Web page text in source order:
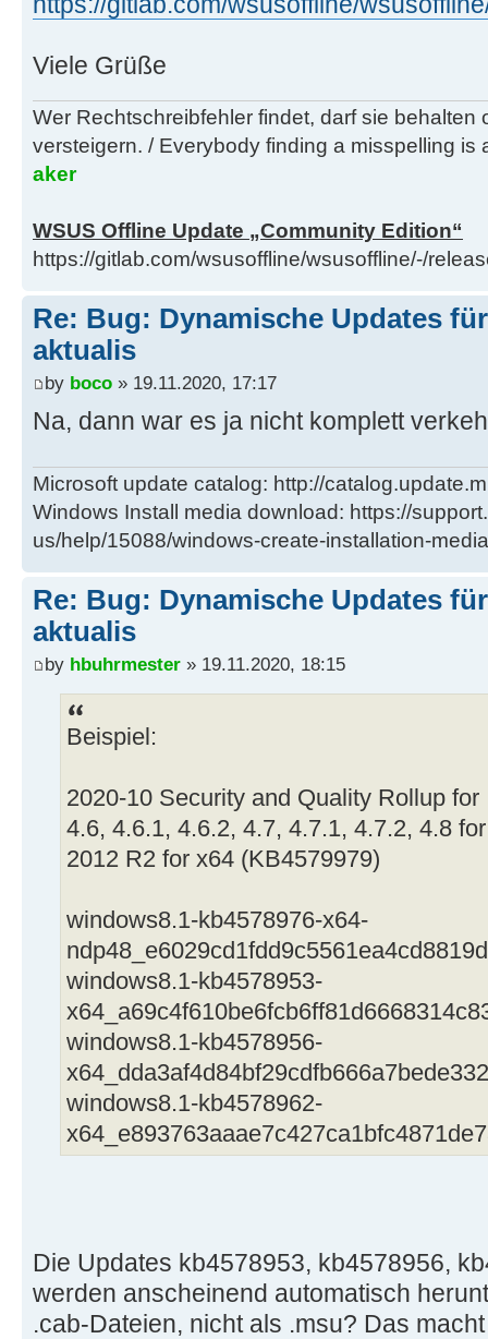
Viele Grüße
Wer Rechtschreibfehler findet, darf sie behalten
versteigern. / Everybody finding a misspelling is
aker
WSUS Offline Update „Community Edition“
https://gitlab.com/wsusoffline/wsusoffline/-/
Re: Bug: Dynamische Updates
aktualis
by boco » 19.11.2020, 17:17
Na, dann war es ja nicht komplett
Microsoft update catalog: http://
Windows Install media download: https://
us/help/15088/windows-create-installation-media
Re: Bug: Dynamische Updates
aktualis
by hbuhrmester » 19.11.2020, 18:15
Beispiel:
2020-10 Security and Quality Rollup
4.6, 4.6.1, 4.6.2, 4.7, 4.7.1, 4.7.2, 4.8
2012 R2 for x64 (KB4579979)
windows8.1-kb4578976-x64-
windows8.1-kb4578953-
windows8.1-kb4578956-
windows8.1-kb4578962-
Die Updates kb4578953, kb4578956,
werden anscheinend automatisch
.cab-Dateien, nicht als .msu? Das